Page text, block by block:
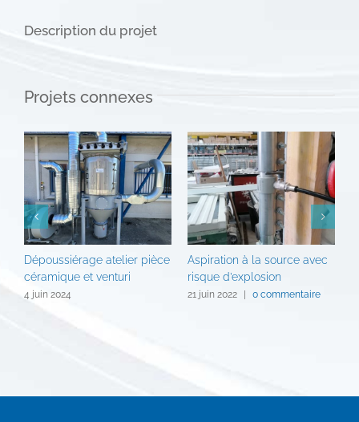
Description du projet
Projets connexes
Dépoussiérage atelier pièce
céramique et venturi
4 juin 2024
Aspiration à la source avec
risque d’explosion
21 juin 2022 0 commentaire